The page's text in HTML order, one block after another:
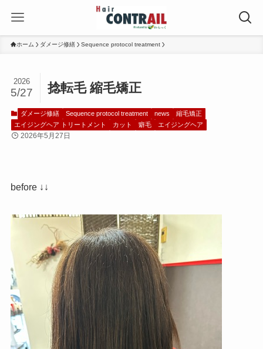
ホーム ダメージ修繕 Sequence protocol treatment
捻転毛 縮毛矯正
2026
5/27
ダメージ修繕 Sequence protocol treatment news
縮毛矯正
エイジングヘア トリートメント
カット 癖毛 エイジングヘア
2026年5月27日
before ↓↓